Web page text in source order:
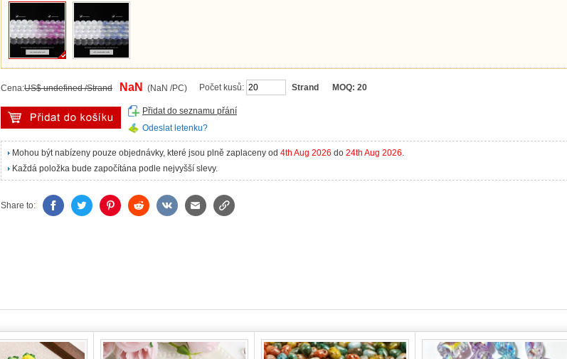
Cena:US$ undefined /Strand NaN (NaN /PC) Počet kusů: Strand MOQ: 20
Přidat do seznamu přání
Odeslat letenku?
Mohou být nabízeny pouze objednávky, které jsou plně zaplaceny od 4th Aug 2026 do 24th Aug 2026.
Každá položka bude započítána podle nejvyšší slevy.
Share to: